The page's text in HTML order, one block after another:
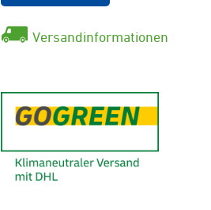
Versandinformationen